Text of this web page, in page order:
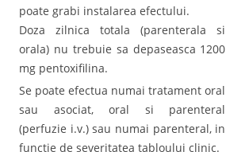
poate grabi instalarea efectului.
Doza zilnica totala (parenterala si
orala) nu trebuie sa depaseasca 1200
mg pentoxifilina.
Se poate efectua numai tratament oral
sau asociat, oral si parenteral
(perfuzie i.v.) sau numai parenteral, in
functie de severitatea tabloului clinic.